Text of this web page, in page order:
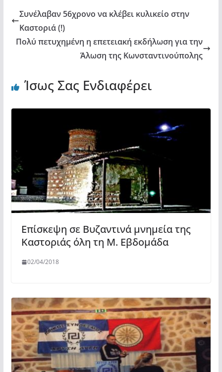
Συνέλαβαν 56χρονο να κλέβει κυλικείο στην
Καστοριά (!)
Πολύ πετυχημένη η επετειακή εκδήλωση για την
Άλωση της Κωνσταντινούπολης
Ίσως Σας Ενδιαφέρει
Επίσκεψη σε Βυζαντινά μνημεία της
Καστοριάς όλη τη Μ. Εβδομάδα
02/04/2018